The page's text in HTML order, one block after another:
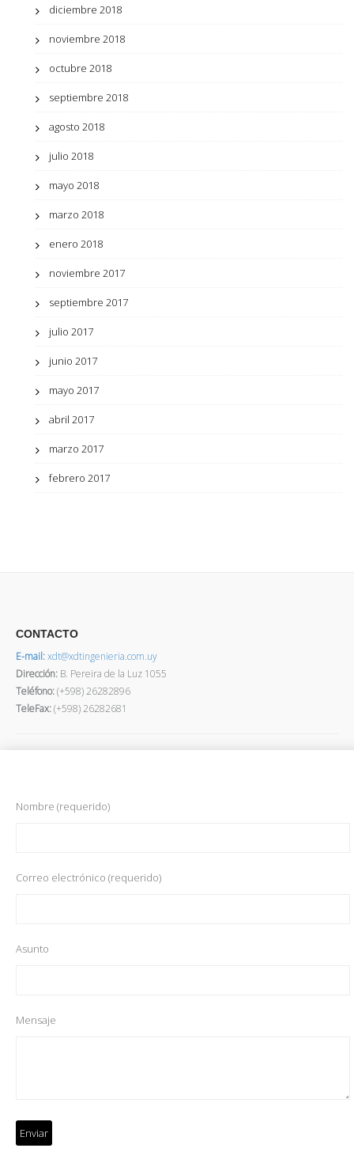
diciembre 2018
noviembre 2018
octubre 2018
septiembre 2018
agosto 2018
julio 2018
mayo 2018
marzo 2018
enero 2018
noviembre 2017
septiembre 2017
julio 2017
junio 2017
mayo 2017
abril 2017
marzo 2017
febrero 2017
CONTACTO
E-mail:xdt@xdtingenieria.com.uy
Dirección: B. Pereira de la Luz 1055
Teléfono:(+598) 26282896
TeleFax:(+598) 26282681
Nombre (requerido)
Correo electrónico (requerido)
Asunto
Mensaje